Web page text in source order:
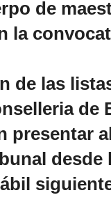
de
la
de las
de
presentar
desde